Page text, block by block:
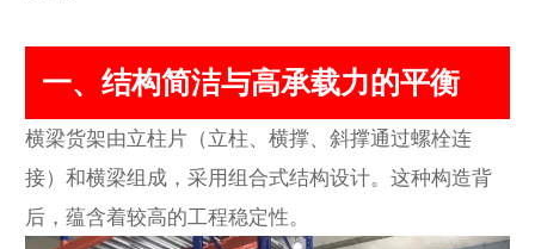
一、结构简洁与高承载力的平衡
横梁货架由立柱片（立柱、横撑、斜撑通过螺栓连
接）和横梁组成，采用组合式结构设计。这种构造背
后，蕴含着较高的工程稳定性。